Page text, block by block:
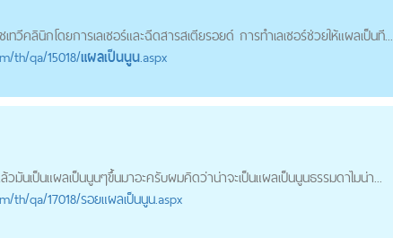
ทวีคลินิกโดยการเลเซอร์และฉีดสารสเตียรอยด์ การทำเลเซอร์ช่วยให้แผลเป็นที...
/th/qa/15018/แผลเป็นนูน.aspx
วมันเป็นแผลเป็นนูนๆขึ้นมาอะครับผมคิดว่าน่าจะเป็นแผลเป็นนูนธรรมดาไมน่า...
/th/qa/17018/รอยแผลเป็นนูน.aspx